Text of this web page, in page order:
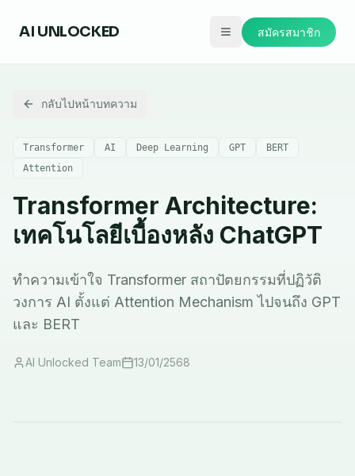
AI UNLOCKED สมัครสมาชิก
กลับไปหน้าบทความ
Transformer AI Deep Learning GPT
BERT
Attention
Transformer Architecture:
เทคโนโลยีเบื้องหลัง ChatGPT
ทำความเข้าใจ Transformer สถาปัตยกรรมที่ปฏิวัติ
วงการ AI ตั้งแต่ Attention Mechanism ไปจนถึง GPT
และ BERT
AI Unlocked Team 13/01/2568